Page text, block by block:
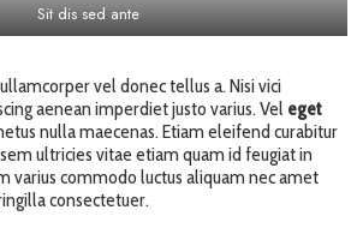
Sit dis sed ante
vel donec tellus a. Nisi vici
aenean imperdiet justo varius. Vel eget
nulla maecenas. Etiam eleifend curabitur
ultricies vitae etiam quam id feugiat in
varius commodo luctus aliquam nec amet
consectetuer.